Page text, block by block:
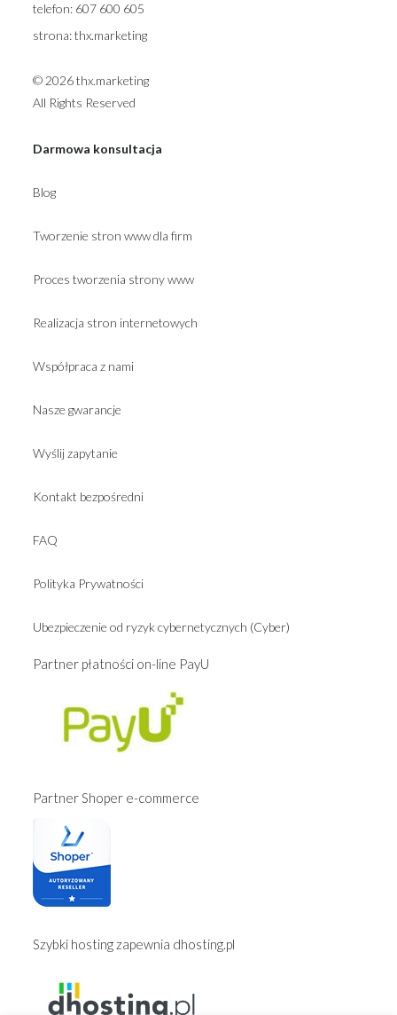
telefon: 607 600 605
strona:thx.marketing
© 2026 thx.marketing
All Rights Reserved
Darmowa konsultacja
Blog
Tworzenie stron www dla firm
Proces tworzenia strony www
Realizacja stron internetowych
Współpraca z nami
Nasze gwarancje
Wyślij zapytanie
Kontakt bezpośredni
FAQ
Polityka Prywatności
Ubezpieczenie od ryzyk cybernetycznych (Cyber)
Partner płatności on-line PayU
Partner Shoper e-commerce
Szybki hosting zapewnia dhosting.pl